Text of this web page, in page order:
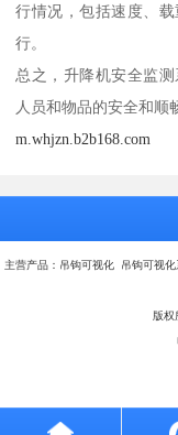
行情况，包括速度、
行。
总之，升降机安全监
人员和物品的安全和顺
m.whjzn.b2b168.com
主营产品：吊钩可视化 吊钩可视
版权